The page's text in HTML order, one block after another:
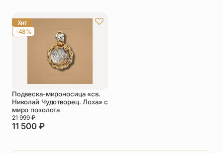
Хит
-48%
Подвеска-мироносица «св.
Николай Чудотворец. Лоза» с
миро позолота
11 500 ₽
21 999₽